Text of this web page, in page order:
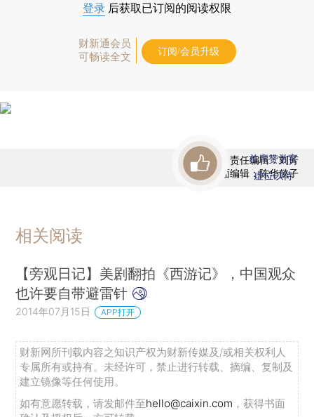
登录 后获取已订阅的阅读权限
财新通会员
可畅读全文
订阅/会员升级
责任编辑：刘芳
版面编辑：陈华懿子
首席赞赏官
虚位以待
相关阅读
【旁观日记】美剧翻拍《西游记》，中国观众
也许要自带避雷针
2014年07月15日 APP打开
财新网所刊载内容之知识产权为财新传媒及/或相关权利人
专属所有或持有。未经许可，禁止进行转载、摘编、复制及
建立镜像等任何使用。
如有意愿转载，请发邮件至hello@caixin.com ，获得书面